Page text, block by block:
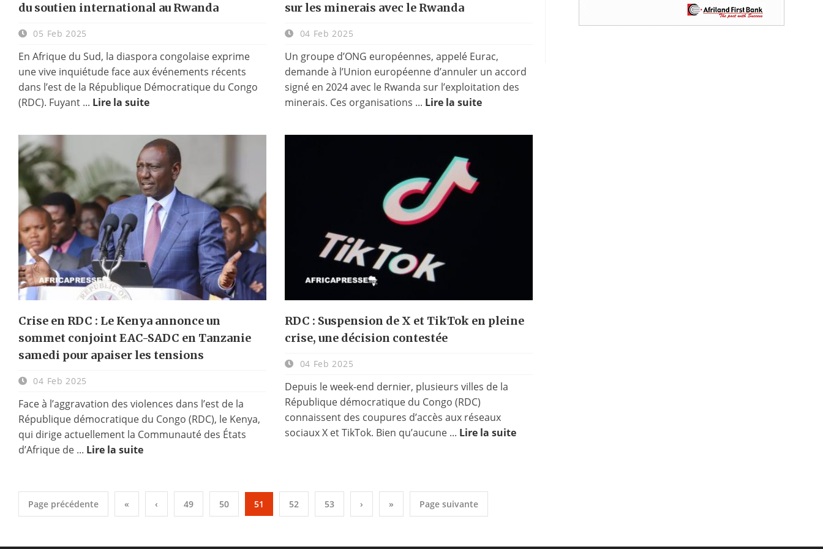
du soutien international au Rwanda
05 Feb 2025
En Afrique du Sud, la diaspora congolaise exprime
une vive inquiétude face aux événements récents
dans l’est de la République Démocratique du Congo
(RDC). Fuyant ... Lire la suite
sur les minerais avec le Rwanda
04 Feb 2025
Un groupe d’ONG européennes, appelé Eurac,
demande à l’Union européenne d’annuler un accord
signé en 2024 avec le Rwanda sur l’exploitation des
minerais. Ces organisations ... Lire la suite
Crise en RDC : Le Kenya annonce un
sommet conjoint EAC-SADC en Tanzanie
samedi pour apaiser les tensions
04 Feb 2025
Face à l’aggravation des violences dans l’est de la
République démocratique du Congo (RDC), le Kenya,
qui dirige actuellement la Communauté des États
d’Afrique de ... Lire la suite
RDC : Suspension de X et TikTok en pleine
crise, une décision contestée
04 Feb 2025
Depuis le week-end dernier, plusieurs villes de la
République démocratique du Congo (RDC)
connaissent des coupures d’accès aux réseaux
sociaux X et TikTok. Bien qu’aucune ... Lire la suite
Page précédente « ‹ 49 50 51 52 53 › » Page suivante